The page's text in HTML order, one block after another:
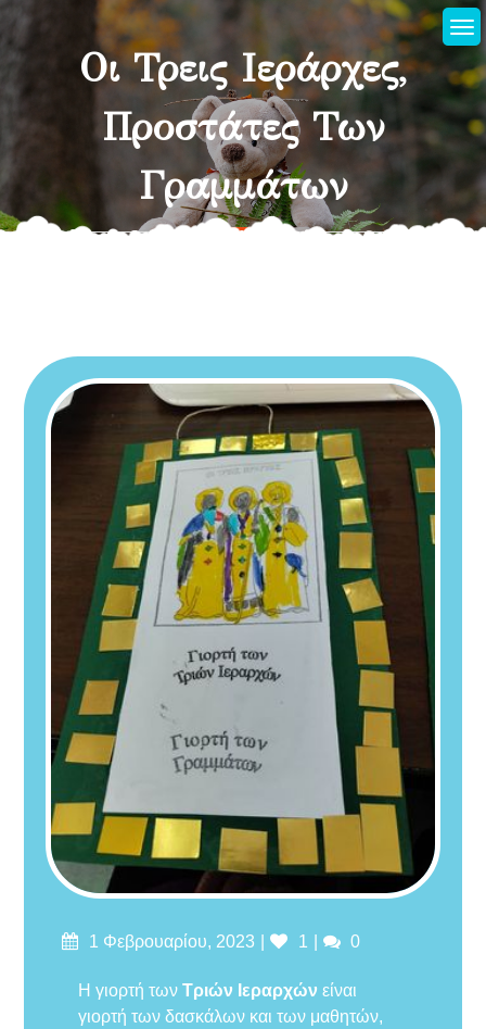
Οι Τρεις Ιεράρχες,
Προστάτες Των
Γραμμάτων
1 Φεβρουαρίου, 2023 1 0
Η γιορτή τωνΤριών Ιεραρχώνείναι
γιορτή των δασκάλων και των μαθητών,